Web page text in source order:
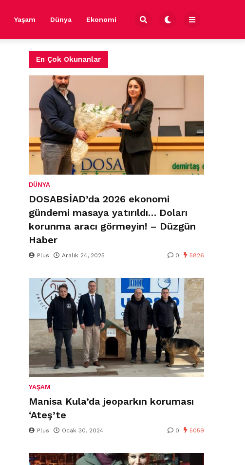
Yaşam Dünya Ekonomi
En Çok Okunanlar
DÜNYA
DOSABSİAD’da 2026 ekonomi
gündemi masaya yatırıldı… Doları
korunma aracı görmeyin! – Düzgün
Haber
Plus Aralık 24, 2025 0 5826
YAŞAM
Manisa Kula’da jeoparkın koruması
‘Ateş’te
Plus Ocak 30, 2024 0 5059